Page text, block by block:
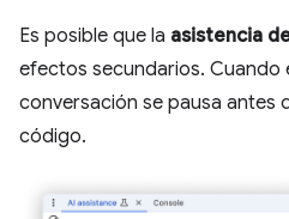
Es posible que la asistencia
efectos secundarios. Cuando
conversación se pausa antes
código.